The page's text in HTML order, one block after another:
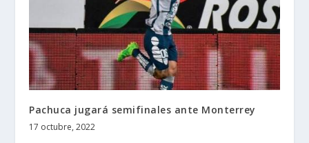
Pachuca jugará semifinales ante Monterrey
17 octubre, 2022